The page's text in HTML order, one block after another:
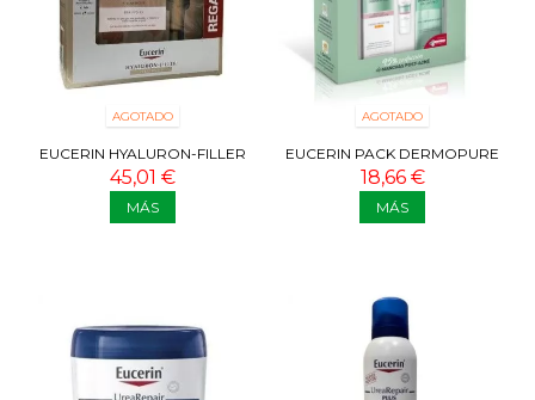
AGOTADO
EUCERIN HYALURON-FILLER
+ELASTICITY DIA FPS30
+CONTORNO...
45,01 €
MÁS
AGOTADO
EUCERIN PACK DERMOPURE
OIL CONTROL (FLUIDO
PROTECTOR 50...
18,66 €
MÁS